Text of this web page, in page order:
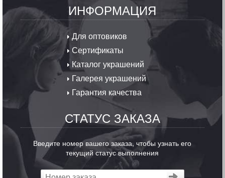
ИНФОРМАЦИЯ
Для оптовиков
Сертификаты
Каталог украшений
Галерея украшений
Гарантия качества
СТАТУС ЗАКАЗА
Введите номер вашего заказа, чтобы узнать его
текущий статус выполнения